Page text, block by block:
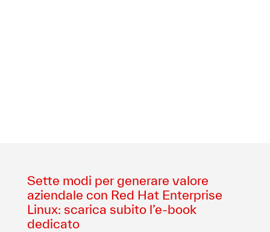
Sette modi per generare valore
aziendale con Red Hat Enterprise
Linux: scarica subito l’e-book
dedicato